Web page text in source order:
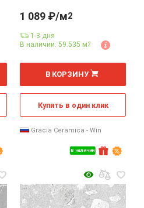
В наличии
1 089 ₽/м2
1-3 дня
В наличии: 59.535 м2
м
В КОРЗИНУ
Купить в один клик
Gracia Ceramica - Win